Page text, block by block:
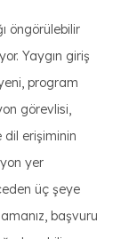
öngörülebilir
Yaygın giriş
program
görevlisi,
dil erişiminin
yer
üç şeye
başvuru